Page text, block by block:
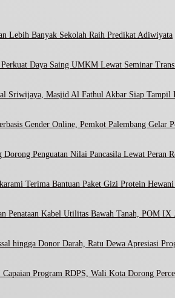
Lebih Banyak Sekolah Raih Predikat Adiwiyata
Perkuat Daya Saing UMKM Lewat Seminar
Sriwijaya, Masjid Al Fathul Akbar Siap Tampil
Gender Online, Pemkot Palembang Gelar
Dorong Penguatan Nilai Pancasila Lewat Peran
Terima Bantuan Paket Gizi Protein
Penataan Kabel Utilitas Bawah Tanah, POM
hingga Donor Darah, Ratu Dewa Apresiasi
Capaian Program RDPS, Wali Kota Dorong